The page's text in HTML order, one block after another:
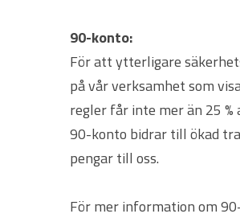
90-konto:
För att ytterligare
på vår verksamhet som
regler får inte mer än 25
90-konto bidrar till ökad
pengar till oss.
För mer information om